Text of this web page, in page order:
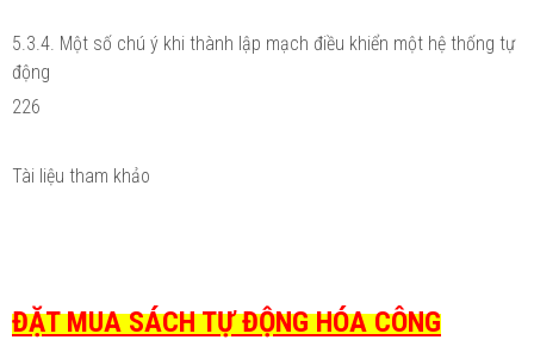
5.3.4. Một số chú ý khi thành lập mạch điều khiển một hệ thống tự
động
226
Tài liệu tham khảo
ĐẶT MUA SÁCH TỰ ĐỘNG HÓA CÔNG